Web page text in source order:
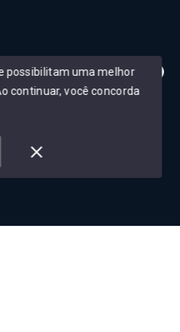
Olá! Tudo bem?
- Todos os direitos
possibilitam uma melhor
continuar, você concorda